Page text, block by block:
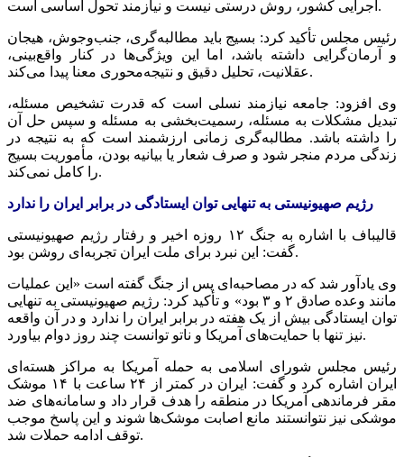
اجرایی کشور، روش درستی نیست و نیازمند تحول اساسی است.
رئیس مجلس تأکید کرد: بسیج باید مطالبه‌گری، جنب‌وجوش، هیجان
و آرمان‌گرایی داشته باشد، اما این ویژگی‌ها در کنار واقع‌بینی،
عقلانیت، تحلیل دقیق و نتیجه‌محوری معنا پیدا می‌کند.
وی افزود: جامعه نیازمند نسلی است که قدرت تشخیص مسئله،
تبدیل مشکلات به مسئله، رسمیت‌بخشی به مسئله و سپس حل آن
را داشته باشد. مطالبه‌گری زمانی ارزشمند است که به نتیجه در
زندگی مردم منجر شود و صرف شعار یا بیانیه بودن، مأموریت بسیج
را کامل نمی‌کند.
رژیم صهیونیستی به تنهایی توان ایستادگی در برابر ایران را ندارد
قالیباف با اشاره به جنگ ۱۲ روزه اخیر و رفتار رژیم صهیونیستی
گفت: این نبرد برای ملت ایران تجربه‌ای روشن بود.
وی یادآور شد که در مصاحبه‌ای پس از جنگ گفته است «این عملیات
مانند وعده صادق ۲ و ۳ بود» و تأکید کرد: رژیم صهیونیستی به تنهایی
توان ایستادگی بیش از یک هفته در برابر ایران را ندارد و در آن واقعه
نیز تنها با حمایت‌های آمریکا و ناتو توانست چند روز دوام بیاورد.
رئیس مجلس شورای اسلامی به حمله آمریکا به مراکز هسته‌ای
ایران اشاره کرد و گفت: ایران در کمتر از ۲۴ ساعت با ۱۴ موشک
مقر فرماندهی آمریکا در منطقه را هدف قرار داد و سامانه‌های ضد
موشکی نیز نتوانستند مانع اصابت موشک‌ها شوند و این پاسخ موجب
توقف ادامه حملات شد.